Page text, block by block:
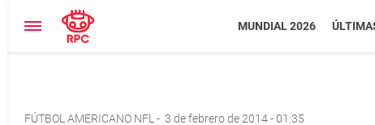
MUNDIAL 2026
FÚTBOL AMERICANO NFL - 3 de febrero de 2014 - 01:35